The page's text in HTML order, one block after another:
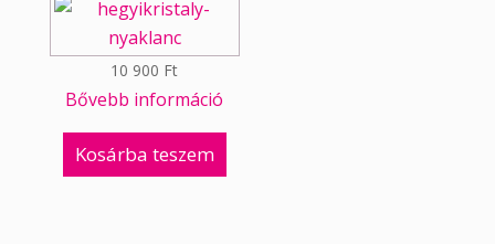
10 900 Ft
Bővebb információ
Kosárba teszem